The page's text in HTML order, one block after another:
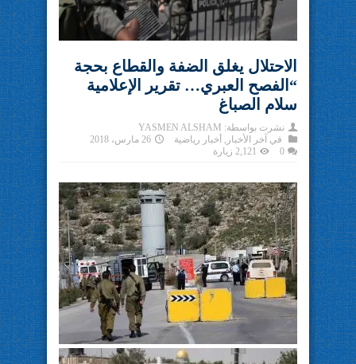
الاحتلال يغلق الضفة والقطاع بحجة
“الفصح العبري… تقرير الإعلامية
سلام الصباغ
نشرت بواسطة: YASMEN ALSHAM
في آخر الأخبار أخبار رياضية
26 مارس، 2018
0
2,121 زيارة